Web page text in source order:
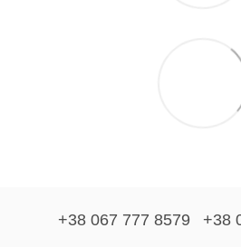
+38 067 777 8579 +38